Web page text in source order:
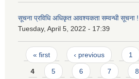
सूचना प्रविधि अधिकृत आवश्यकता सम्वन्धी सूचना !
Tuesday, April 5, 2022 - 17:39
Pages
« first ‹ previous 1
4 5 6 7 8